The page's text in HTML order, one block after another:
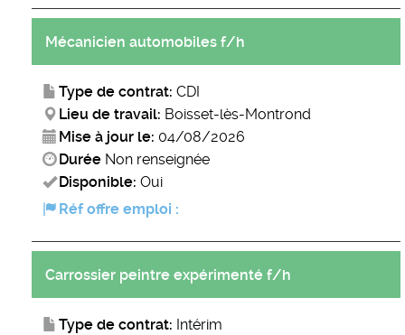
Mécanicien automobiles f/h
Type de contrat: CDI
Lieu de travail: Boisset-lès-Montrond
Mise à jour le: 04/08/2026
Durée Non renseignée
Disponible: Oui
Réf offre emploi :
Carrossier peintre expérimenté f/h
Type de contrat: Intérim